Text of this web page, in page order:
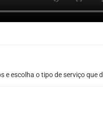
e escolha o tipo de serviço que